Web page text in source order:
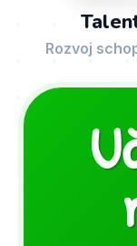
Rozvoj